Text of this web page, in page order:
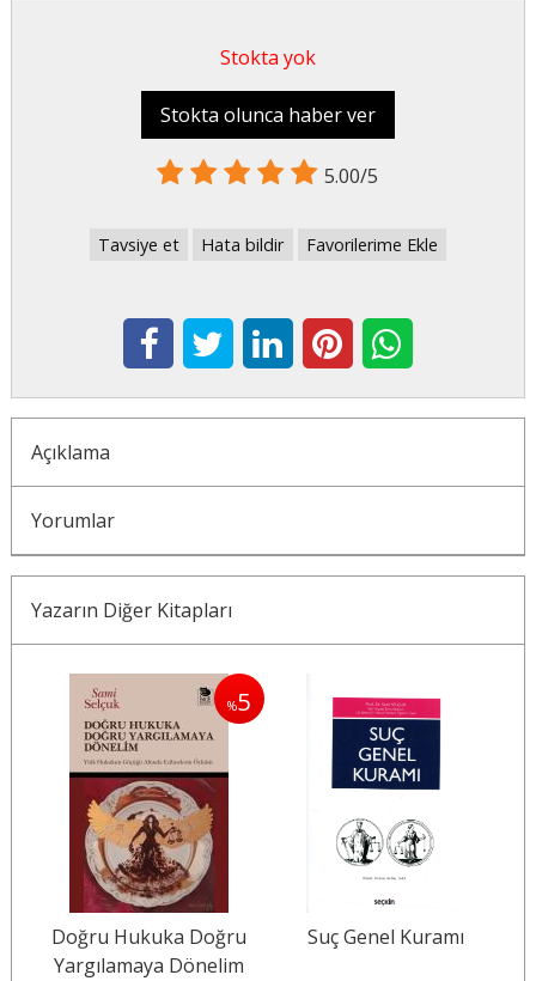
Stokta yok
Stokta olunca haber ver
5.00/5
Tavsiye et Hata bildir Favorilerime Ekle
Açıklama
Yorumlar
Yazarın Diğer Kitapları
%5
Doğru Hukuka Doğru
Yargılamaya Dönelim
Suç Genel Kuramı